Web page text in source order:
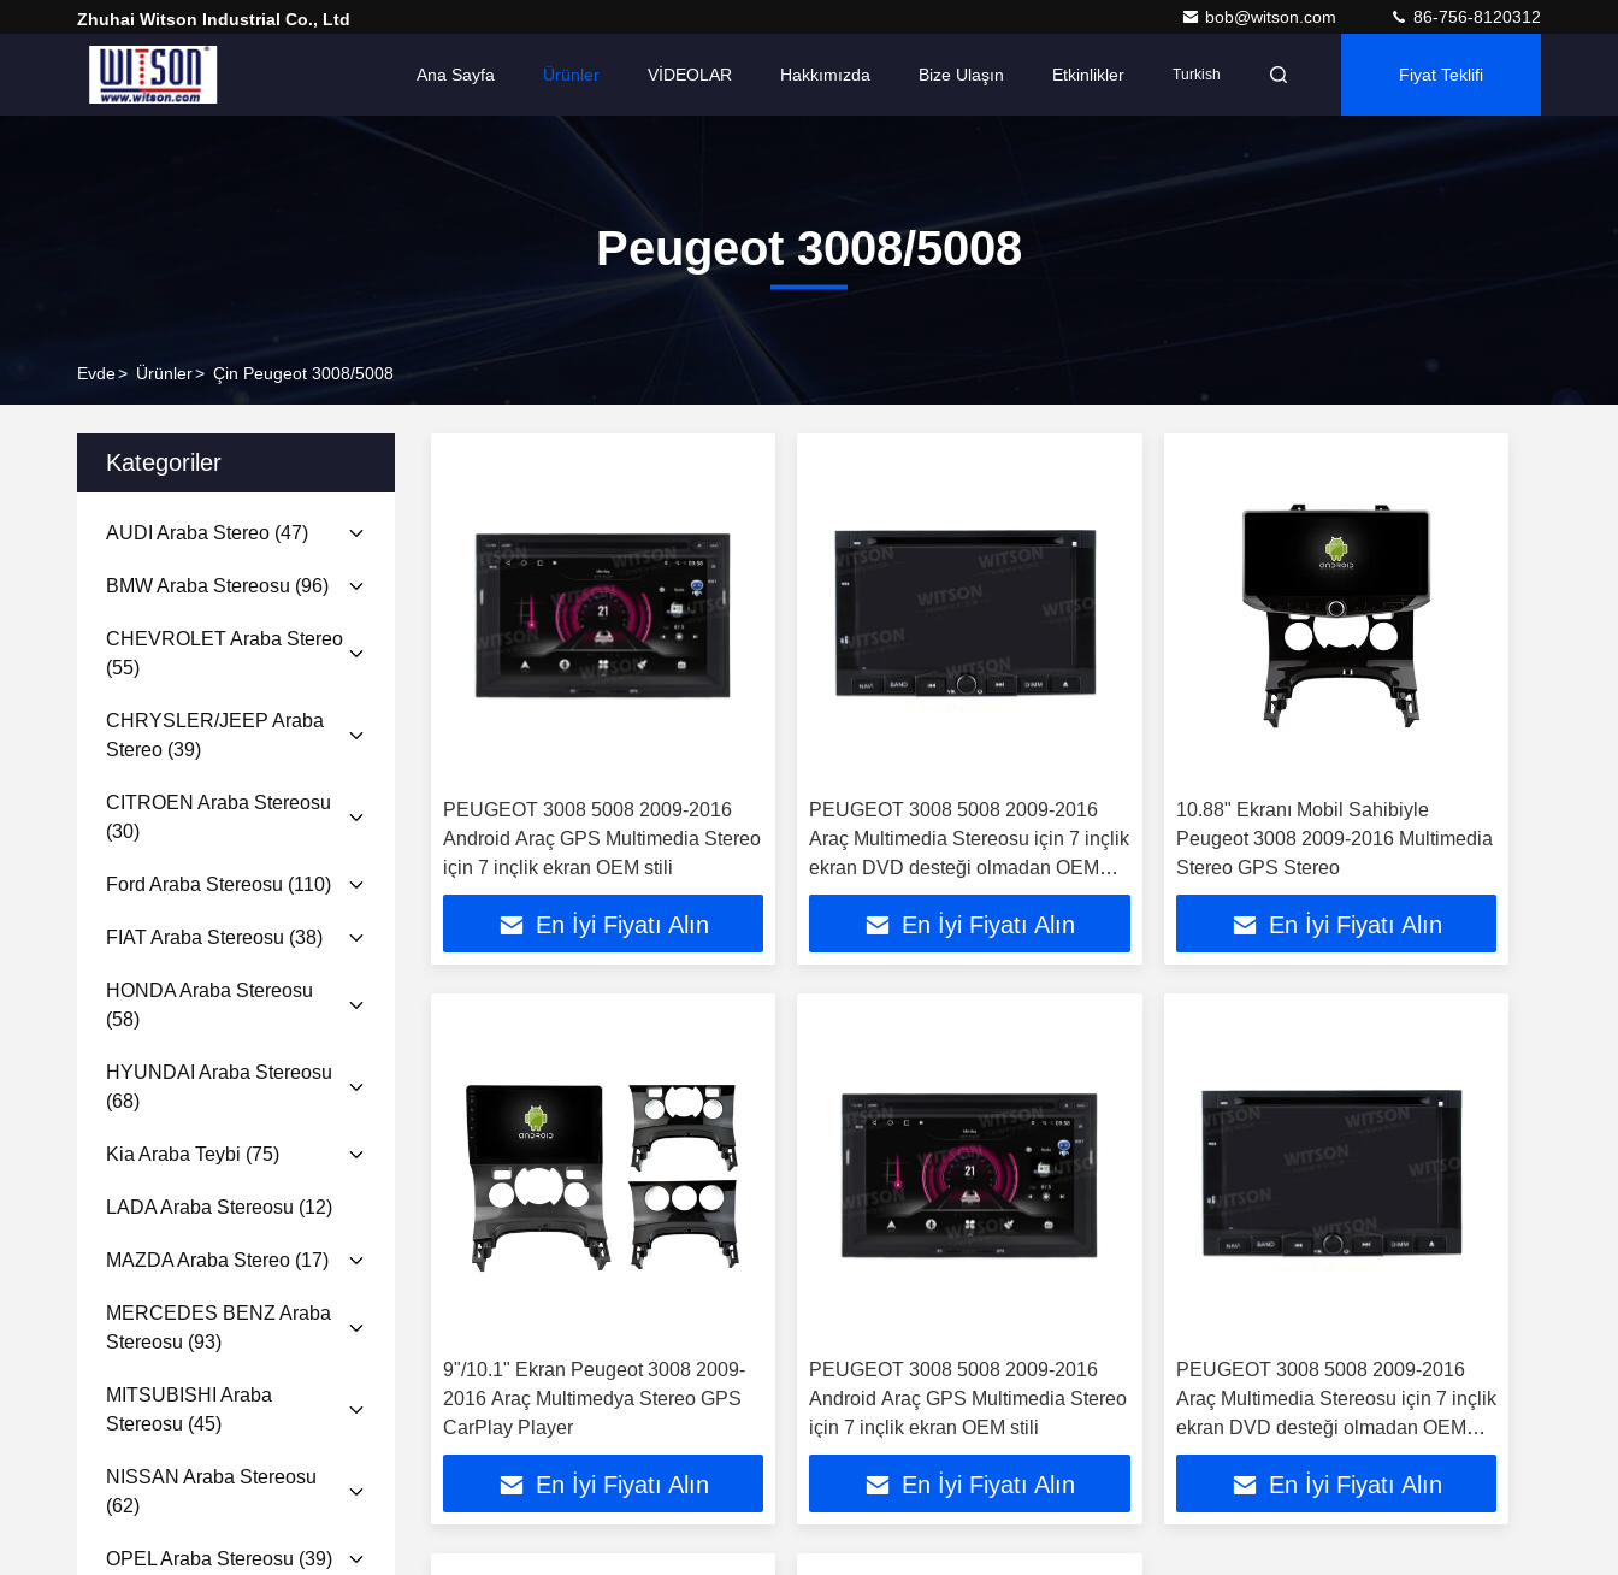
Zhuhai Witson Industrial Co., Ltd bob@witson.com 86-756-8120312
Ana Sayfa Ürünler VİDEOLAR Hakkımızda Bize Ulaşın Etkinlikler Turkish Fiyat Teklifi
Peugeot 3008/5008
Evde> Ürünler> Çin Peugeot 3008/5008
Kategoriler
AUDI Araba Stereo (47)
BMW Araba Stereosu (96)
CHEVROLET Araba Stereo
(55)
CHRYSLER/JEEP Araba
Stereo (39)
CITROEN Araba Stereosu
(30)
Ford Araba Stereosu (110)
FIAT Araba Stereosu (38)
HONDA Araba Stereosu
(58)
HYUNDAI Araba Stereosu
(68)
Kia Araba Teybi (75)
LADA Araba Stereosu (12)
MAZDA Araba Stereo (17)
MERCEDES BENZ Araba
Stereosu (93)
MITSUBISHI Araba
Stereosu (45)
NISSAN Araba Stereosu
(62)
OPEL Araba Stereosu (39)
PEUGEOT 3008 5008 2009-2016
Android Araç GPS Multimedia Stereo
için 7 inçlik ekran OEM stili
En İyi Fiyatı Alın
PEUGEOT 3008 5008 2009-2016
Araç Multimedia Stereosu için 7 inçlik
ekran DVD desteği olmadan OEM
tarzı
En İyi Fiyatı Alın
10.88" Ekranı Mobil Sahibiyle
Peugeot 3008 2009-2016 Multimedia
Stereo GPS Stereo
En İyi Fiyatı Alın
9"/10.1" Ekran Peugeot 3008 2009-
2016 Araç Multimedya Stereo GPS
CarPlay Player
En İyi Fiyatı Alın
PEUGEOT 3008 5008 2009-2016
Android Araç GPS Multimedia Stereo
için 7 inçlik ekran OEM stili
En İyi Fiyatı Alın
PEUGEOT 3008 5008 2009-2016
Araç Multimedia Stereosu için 7 inçlik
ekran DVD desteği olmadan OEM
tarzı
En İyi Fiyatı Alın